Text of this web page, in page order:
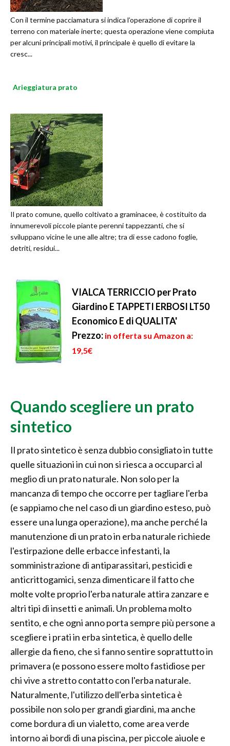
Con il termine pacciamatura si indica l’operazione di coprire il
terreno con materiale inerte; questa operazione viene compiuta
per alcuni principali motivi, il principale è quello di evitare la
cresc...
Arieggiatura prato
Il prato comune, quello coltivato a graminacee, è costituito da
innumerevoli piccole piante perenni tappezzanti, che si
sviluppano vicine le une alle altre; tra di esse cadono foglie,
detriti, residui...
VIALCA TERRICCIO per Prato
Giardino E TAPPETI ERBOSI LT50
Economico E di QUALITA'
Prezzo: in offerta su Amazon a:
19,5€
Quando scegliere un prato
sintetico
Il prato sintetico è senza dubbio consigliato in tutte
quelle situazioni in cui non si riesca a occuparci al
meglio di un prato naturale. Non solo per la
mancanza di tempo che occorre per tagliare l'erba
(e sappiamo che nel caso di un giardino esteso, può
essere una lunga operazione), ma anche perché la
manutenzione di un prato in erba naturale richiede
l'estirpazione delle erbacce infestanti, la
somministrazione di antiparassitari, pesticidi e
anticrittogamici, senza dimenticare il fatto che
molte volte proprio l'erba naturale attira zanzare e
altri tipi di insetti e animali. Un problema molto
sentito, e che ogni anno porta sempre più persone a
scegliere i prati in erba sintetica, è quello delle
allergie da fieno, che si fanno sentire soprattutto in
primavera (e possono essere molto fastidiose per
chi vive a stretto contatto con l'erba naturale.
Naturalmente, l'utilizzo dell'erba sintetica è
possibile non solo per grandi giardini, ma anche
come bordura di un vialetto, come area verde
intorno ai bordi di una piscina, per piccole aiuole e